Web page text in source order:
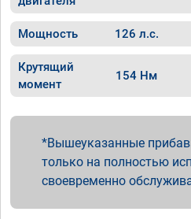
Мощность 126 л.с.
Крутящий
момент
154 Нм
Вышеуказанные
только на полностью
своевременно